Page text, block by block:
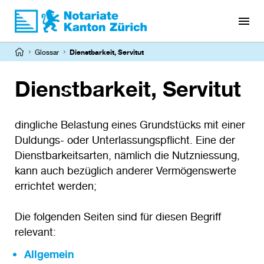
Direkt
zum
Pfadnavigation
Glossar Dienstbarkeit, Servitut
Dienstbarkeit, Servitut
dingliche Belastung eines Grundstücks mit einer
Duldungs- oder Unterlassungspflicht. Eine der
Dienstbarkeitsarten, nämlich die Nutzniessung,
kann auch bezüglich anderer Vermögenswerte
errichtet werden;
Die folgenden Seiten sind für diesen Begriff
relevant:
Allgemein